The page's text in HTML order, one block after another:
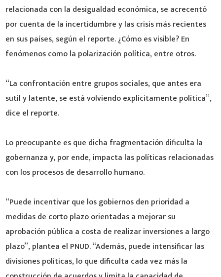
relacionada con la desigualdad económica, se acrecentó
por cuenta de la incertidumbre y las crisis más recientes
en sus países, según el reporte. ¿Cómo es visible? En
fenómenos como la polarización política, entre otros.
“La confrontación entre grupos sociales, que antes era
sutil y latente, se está volviendo explícitamente política”,
dice el reporte.
Lo preocupante es que dicha fragmentación dificulta la
gobernanza y, por ende, impacta las políticas relacionadas
con los procesos de desarrollo humano.
“Puede incentivar que los gobiernos den prioridad a
medidas de corto plazo orientadas a mejorar su
aprobación pública a costa de realizar inversiones a largo
plazo”, plantea el PNUD. “Además, puede intensificar las
divisiones políticas, lo que dificulta cada vez más la